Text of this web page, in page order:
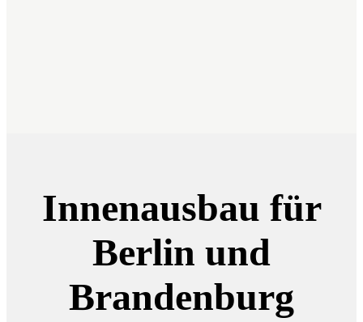
Innenausbau für
Berlin und
Brandenburg